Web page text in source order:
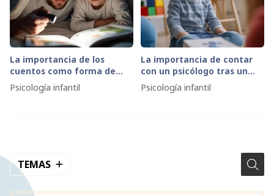
TEMAS
La importancia de los
cuentos como forma de
crear un tiempo para
compartir juntos
Psicología infantil
La importancia de contar
con un psicólogo tras un
divorcio
Psicología infantil